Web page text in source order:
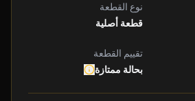
نوع القطعة
قطعة أصلية
تقييم القطعة
بحالة ممتازة